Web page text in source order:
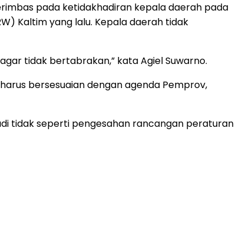
pada ketidakhadiran kepala daerah pada
Kaltim yang lalu. Kepala daerah tidak
tidak bertabrakan,” kata Agiel Suwarno.
bersesuaian dengan agenda Pemprov,
tidak seperti pengesahan rancangan peraturan